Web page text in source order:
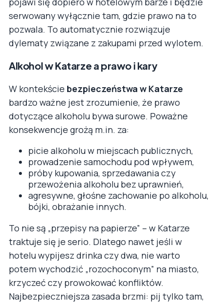
serwowany wyłącznie tam, gdzie prawo na to
pozwala. To automatycznie rozwiązuje
dylematy związane z zakupami przed wylotem.
Alkohol w Katarze a prawo i kary
W kontekście bezpieczeństwa w Katarze
bardzo ważne jest zrozumienie, że prawo
dotyczące alkoholu bywa surowe. Poważne
konsekwencje grożą m.in. za:
picie alkoholu w miejscach publicznych,
prowadzenie samochodu pod wpływem,
próby kupowania, sprzedawania czy
przewożenia alkoholu bez uprawnień,
agresywne, głośne zachowanie po alkoholu,
bójki, obrażanie innych.
To nie są „przepisy na papierze” – w Katarze
traktuje się je serio. Dlatego nawet jeśli w
hotelu wypijesz drinka czy dwa, nie warto
potem wychodzić „rozochoconym” na miasto,
krzyczeć czy prowokować konfliktów.
Najbezpieczniejsza zasada brzmi: pij tylko tam,